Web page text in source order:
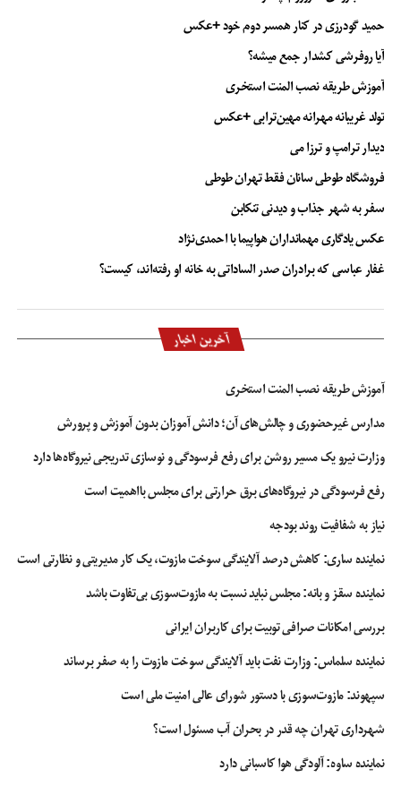
حمید گودرزی در کنار همسر دوم خود +عکس
آیا روفرشی کشدار جمع میشه؟
آموزش طریقه نصب المنت استخری
تولد غریبانه مهرانه مهین‌ترابی +عکس
دیدار ترامپ و ترزا می
فروشگاه طوطی سانان فقط تهران طوطی
سفر به شهر جذاب و دیدنی تنکابن
عکس یادگاری مهمانداران هواپیما با احمدی‌نژاد
غفار عباسی که برادران صدر الساداتی به خانه او رفته‌اند، کیست؟
آخرین اخبار
آموزش طریقه نصب المنت استخری
مدارس غیرحضوری و چالش‌های آن؛ دانش آموزان بدون آموزش و پرورش
وزارت نیرو یک مسیر روشن برای رفع فرسودگی و نوسازی تدریجی نیروگاه‌ها دارد
رفع فرسودگی در نیروگاه‌های برق حرارتی برای مجلس بااهمیت است
نیاز به شفافیت روند بودجه
نماینده ساری: کاهش درصد آلایندگی سوخت مازوت، یک کار مدیریتی و نظارتی است
نماینده سقز و بانه: مجلس نباید نسبت به مازوت‌سوزی بی‌تفاوت باشد
بررسی امکانات صرافی توبیت برای کاربران ایرانی
نماینده سلماس: وزارت نفت باید آلایندگی سوخت مازوت را به صفر برساند
سپهوند:‌ مازوت‌سوزی با دستور شورای عالی امنیت ملی است
شهرداری تهران چه قدر در بحران آب مسئول است؟
نماینده ساوه: آلودگی هوا کاسبانی دارد